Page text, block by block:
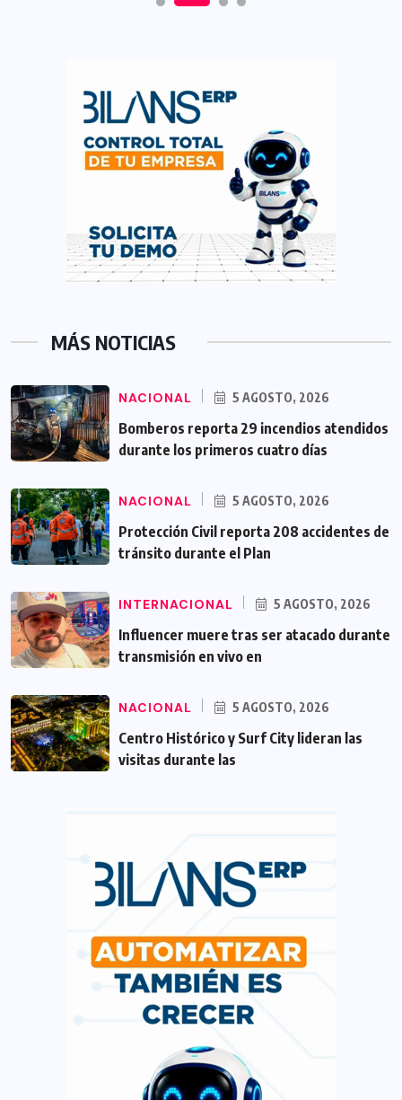
MÁS NOTICIAS
NACIONAL 5 AGOSTO, 2026
Bomberos reporta 29 incendios atendidos
durante los primeros cuatro días
NACIONAL 5 AGOSTO, 2026
Protección Civil reporta 208 accidentes de
tránsito durante el Plan
INTERNACIONAL 5 AGOSTO, 2026
Influencer muere tras ser atacado durante
transmisión en vivo en
NACIONAL 5 AGOSTO, 2026
Centro Histórico y Surf City lideran las
visitas durante las